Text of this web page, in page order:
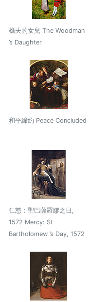
樵夫的女兒 The Woodman
’s Daughter
和平締約 Peace Concluded
仁慈：聖巴薩羅繆之日,
1572 Mercy: St
Bartholomew ’s Day, 1572